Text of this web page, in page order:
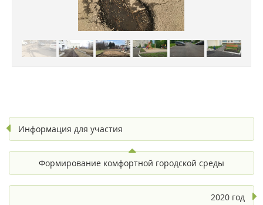
Информация для участия
Формирование комфортной городской среды
2020 год